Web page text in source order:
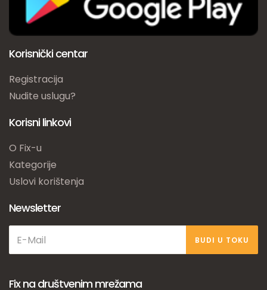
Korisnički centar
Registracija
Nudite uslugu?
Korisni linkovi
O Fix-u
Kategorije
Uslovi korištenja
Newsletter
BUDI U TOKU
Fix na društvenim mrežama